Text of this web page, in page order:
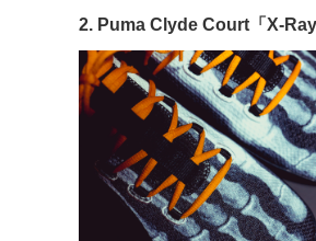
2. Puma Clyde Court「X-Ray